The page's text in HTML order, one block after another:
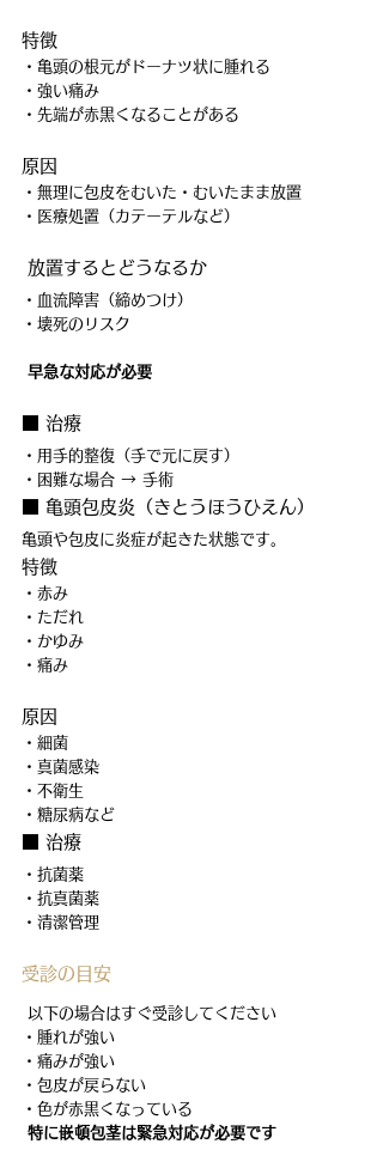
特徴
・亀頭の根元がドーナツ状に腫れる
・強い痛み
・先端が赤黒くなることがある
原因
・無理に包皮をむいた・むいたまま放置
・医療処置（カテーテルなど）
放置するとどうなるか
・血流障害（締めつけ）
・壊死のリスク
早急な対応が必要
■ 治療
・用手的整復（手で元に戻す）
・困難な場合 → 手術
■ 亀頭包皮炎（きとうほうひえん）
亀頭や包皮に炎症が起きた状態です。
特徴
・赤み
・ただれ
・かゆみ
・痛み
原因
・細菌
・真菌感染
・不衛生
・糖尿病など
■ 治療
・抗菌薬
・抗真菌薬
・清潔管理
受診の目安
以下の場合はすぐ受診してください
・腫れが強い
・痛みが強い
・包皮が戻らない
・色が赤黒くなっている
特に嵌頓包茎は緊急対応が必要です